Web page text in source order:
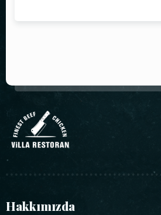
Hakkımızda
REZERVE ET